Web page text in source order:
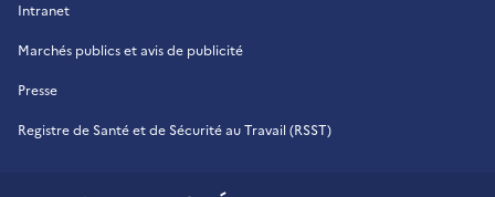
Intranet
Marchés publics et avis de publicité
Presse
Registre de Santé et de Sécurité au Travail (RSST)